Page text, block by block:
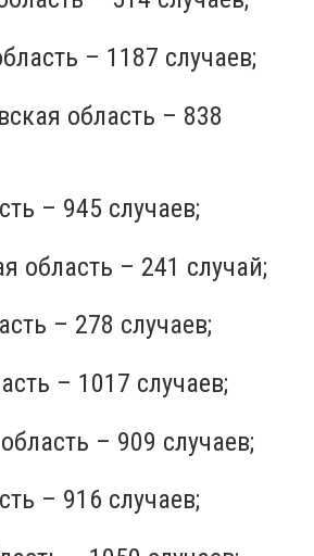
– 1187 случаев;
область – 838
– 945 случаев;
область – 241 случай;
– 278 случаев;
– 1017 случаев;
– 909 случаев;
– 916 случаев;